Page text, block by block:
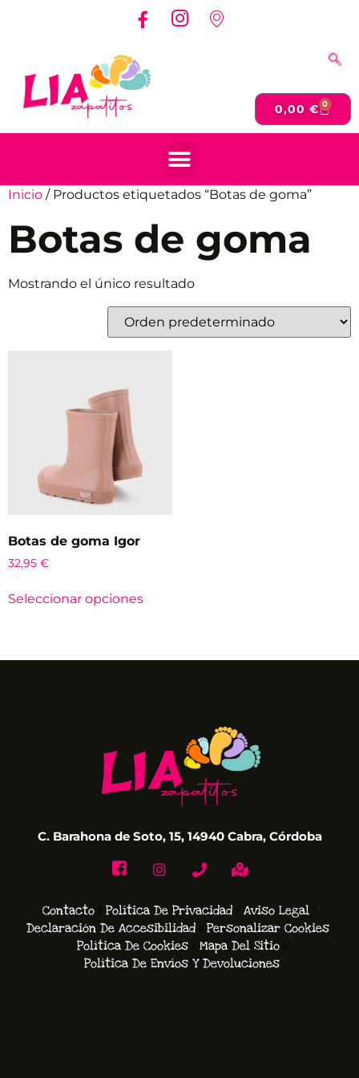
0,00€ 0
Inicio / Productos etiquetados “Botas de goma”
Botas de goma
Mostrando el único resultado
Botas de goma Igor
32,95 €
Seleccionar opciones
C. Barahona de Soto, 15, 14940 Cabra, Córdoba
Contacto Política De Privacidad
Aviso Legal
Declaración De Accesibilidad
Personalizar Cookies
Política De Cookies
Mapa Del Sitio
Política De Envíos Y Devoluciones